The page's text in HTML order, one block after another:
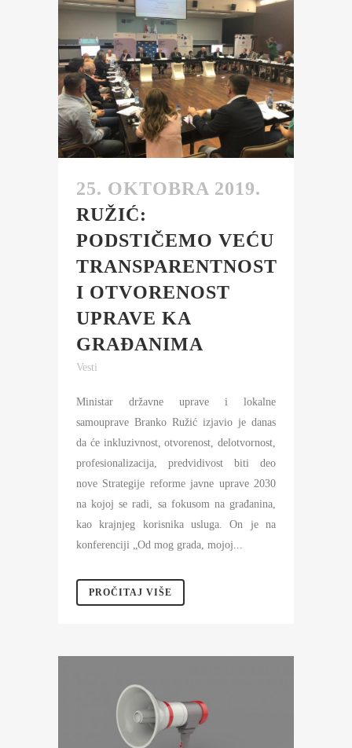
25. OKTOBRA 2019.
RUŽIĆ:
PODSTIČEMO VEĆU
TRANSPARENTNOST
I OTVORENOST
UPRAVE KA
GRAĐANIMA
Vesti
Ministar državne uprave i lokalne
samouprave Branko Ružić izjavio je danas
da će inkluzivnost, otvorenost, delotvornost,
profesionalizacija, predvidivost biti deo
nove Strategije reforme javne uprave 2030
na kojoj se radi, sa fokusom na građanina,
kao krajnjeg korisnika usluga. On je na
konferenciji „Od mog grada, mojoj...
PROČITAJ VIŠE